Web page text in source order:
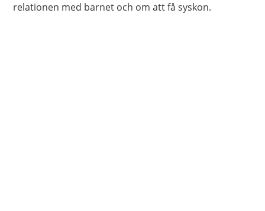
relationen med barnet och om att få syskon.